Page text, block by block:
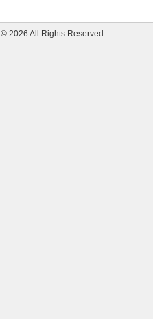
© 2026 All Rights Reserved.